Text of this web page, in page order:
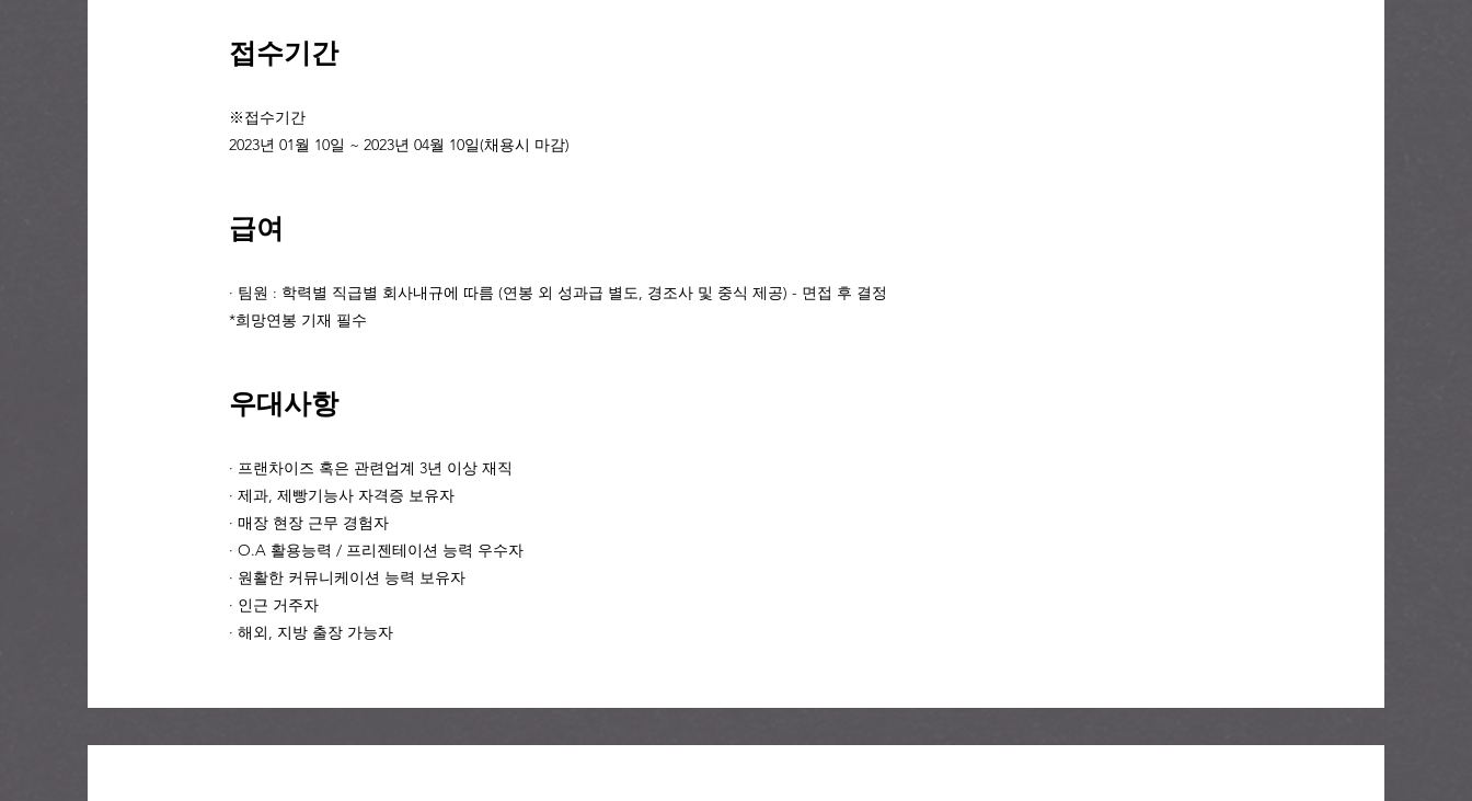
접수기간
※접수기간
2023년 01월 10일 ~ 2023년 04월 10일(채용시 마감)
급여
· 팀원 : 학력별 직급별 회사내규에 따름 (연봉 외 성과급 별도, 경조사 및 중식 제공) - 면접 후 결정
*희망연봉 기재 필수
우대사항
· 프랜차이즈 혹은 관련업계 3년 이상 재직
· 제과, 제빵기능사 자격증 보유자
· 매장 현장 근무 경험자
· O.A 활용능력 / 프리젠테이션 능력 우수자
· 원활한 커뮤니케이션 능력 보유자
· 인근 거주자
· 해외, 지방 출장 가능자